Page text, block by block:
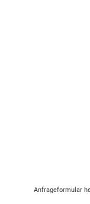
Anfrageformular